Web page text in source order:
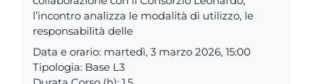
l’incontro analizza le modalità di utilizzo, le
responsabilità delle
Data e orario: martedì, 3 marzo 2026, 15:00
Tipologia: Base L3